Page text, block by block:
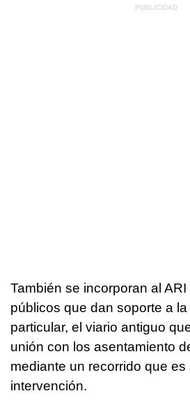
También se incorporan al
públicos que dan soporte a
particular, el viario antiguo
unión con los asentamiento
mediante un recorrido que
intervención.